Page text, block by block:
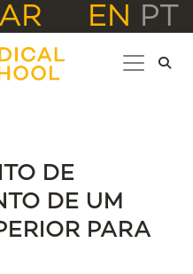
EN PT
DE
DE UM
PARA